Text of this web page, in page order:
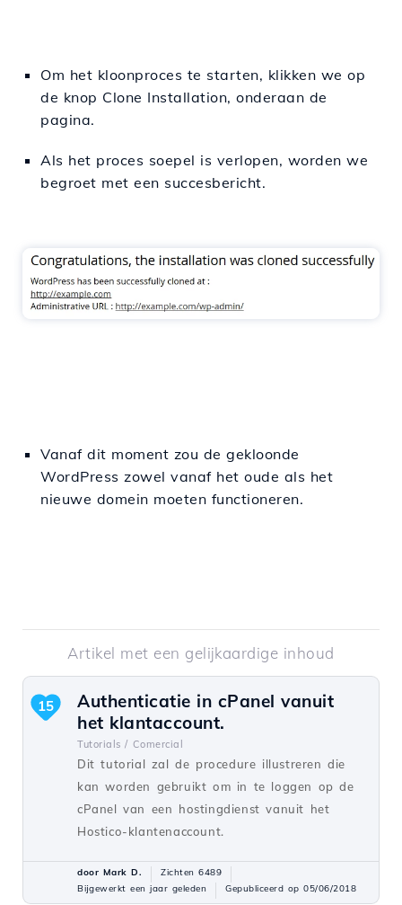
Om het kloonproces te starten, klikken we op
de knop Clone Installation, onderaan de
pagina.
Als het proces soepel is verlopen, worden we
begroet met een succesbericht.
Vanaf dit moment zou de gekloonde
WordPress zowel vanaf het oude als het
nieuwe domein moeten functioneren.
Artikel met een gelijkaardige inhoud
Authenticatie in cPanel vanuit
het klantaccount.
Tutorials / Comercial
Dit tutorial zal de procedure illustreren die
kan worden gebruikt om in te loggen op de
cPanel van een hostingdienst vanuit het
Hostico-klantenaccount.
15
door Mark D.
Zichten 6489
Bijgewerkt een jaar geleden
Gepubliceerd op 05/06/2018